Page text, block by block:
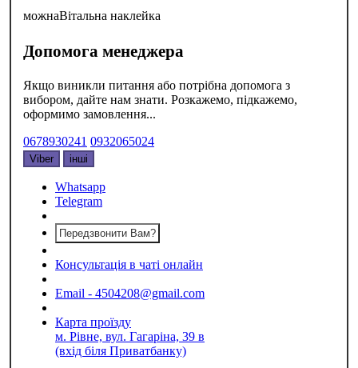
можнаВітальна наклейка
Допомога менеджера
Якщо виникли питання або потрібна допомога з
вибором, дайте нам знати. Розкажемо, підкажемо,
оформимо замовлення...
0678930241 0932065024
Viber інші
Whatsapp
Telegram
Передзвонити Вам?
Консультація в чаті онлайн
Email - 4504208@gmail.com
Карта проїзду
м. Рівне, вул. Гагаріна, 39 в
(вхід біля Приватбанку)